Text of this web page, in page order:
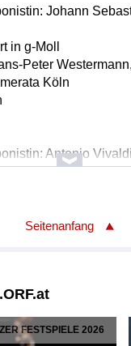
Johann
in g-Moll
Peter
Köln
Antonio
moll RV 441 - für
Seitenanfang
FESTSPIELE 2026